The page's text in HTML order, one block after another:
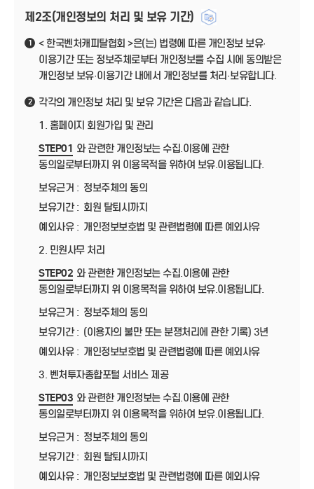
제2조(개인정보의 처리 및 보유 기간)
1
< 한국벤처캐피탈협회 >은(는) 법령에 따른 개인정보 보유·
이용기간 또는 정보주체로부터 개인정보를 수집 시에 동의받은
개인정보 보유·이용기간 내에서 개인정보를 처리·보유합니다.
2
각각의 개인정보 처리 및 보유 기간은 다음과 같습니다.
1. 홈페이지 회원가입 및 관리
STEP01 와 관련한 개인정보는 수집.이용에 관한
동의일로부터까지 위 이용목적을 위하여 보유.이용됩니다.
보유근거 : 정보주체의 동의
보유기간 : 회원 탈퇴시까지
예외사유 : 개인정보보호법 및 관련법령에 따른 예외사유
2. 민원사무 처리
STEP02 와 관련한 개인정보는 수집.이용에 관한
동의일로부터까지 위 이용목적을 위하여 보유.이용됩니다.
보유근거 : 정보주체의 동의
보유기간 : (이용자의 불만 또는 분쟁처리에 관한 기록) 3년
예외사유 : 개인정보보호법 및 관련법령에 따른 예외사유
3. 벤처투자종합포털 서비스 제공
STEP03 와 관련한 개인정보는 수집.이용에 관한
동의일로부터까지 위 이용목적을 위하여 보유.이용됩니다.
보유근거 : 정보주체의 동의
보유기간 : 회원 탈퇴시까지
예외사유 : 개인정보보호법 및 관련법령에 따른 예외사유